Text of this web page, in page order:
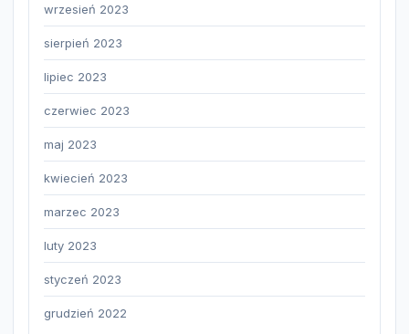
wrzesień 2023
sierpień 2023
lipiec 2023
czerwiec 2023
maj 2023
kwiecień 2023
marzec 2023
luty 2023
styczeń 2023
grudzień 2022